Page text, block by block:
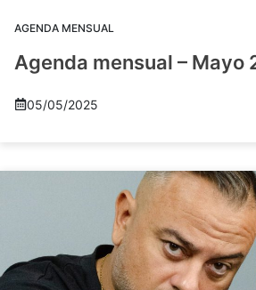
AGENDA MENSUAL
Agenda mensual – Mayo
05/05/2025